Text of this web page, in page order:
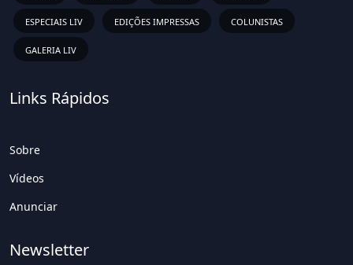
ESPECIAIS LIV EDIÇÕES IMPRESSAS COLUNISTAS
GALERIA LIV
Links Rápidos
Sobre
Vídeos
Anunciar
Newsletter